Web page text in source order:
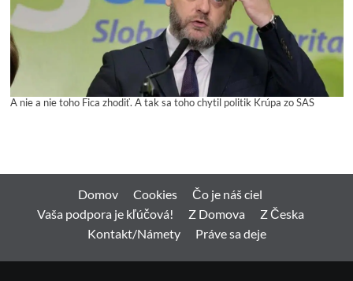
A nie a nie toho Fica zhodiť. A tak sa toho chytil politik Krúpa zo SAS
Domov Cookies
Čo je náš ciel
Vaša podpora je kľúčová!
Z Domova
Z Česka
Kontakt/Námety
Práve sa deje